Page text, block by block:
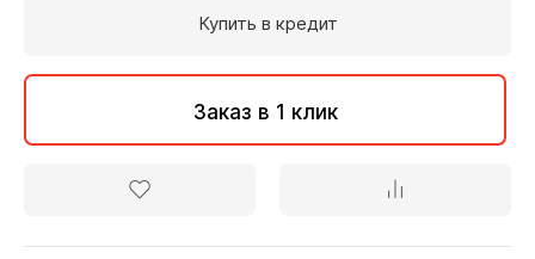
Купить в кредит
Заказ в 1 клик